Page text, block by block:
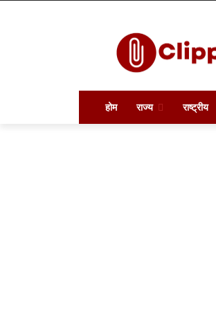
होम राज्य राष्ट्रीय